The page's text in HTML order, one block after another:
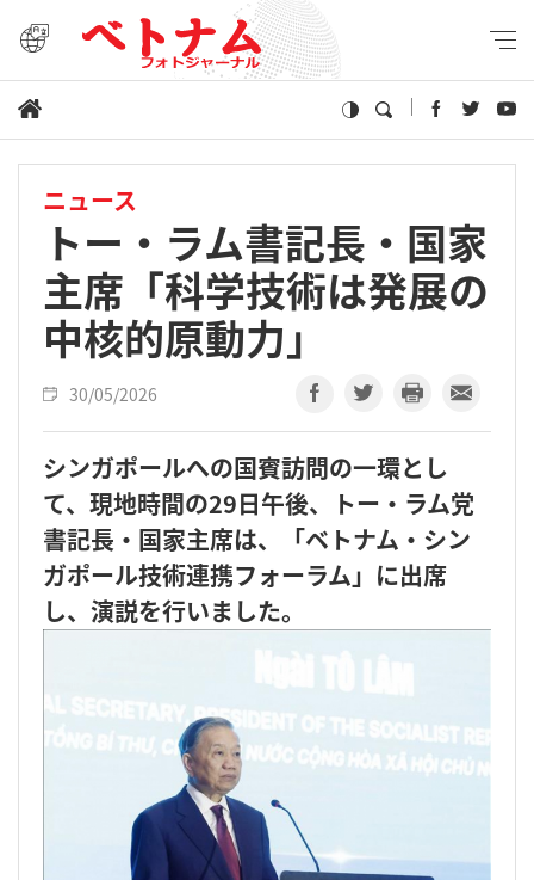
ニュース
トー・ラム書記長・国家
主席「科学技術は発展の
中核的原動力」
30/05/2026
シンガポールへの国賓訪問の一環とし
て、現地時間の29日午後、トー・ラム党
書記長・国家主席は、「ベトナム・シン
ガポール技術連携フォーラム」に出席
し、演説を行いました。